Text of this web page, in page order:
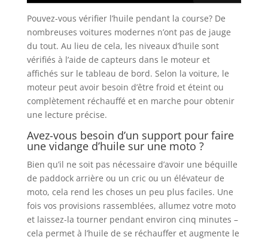
Pouvez-vous vérifier l’huile pendant la course? De
nombreuses voitures modernes n’ont pas de jauge
du tout. Au lieu de cela, les niveaux d’huile sont
vérifiés à l’aide de capteurs dans le moteur et
affichés sur le tableau de bord. Selon la voiture, le
moteur peut avoir besoin d’être froid et éteint ou
complètement réchauffé et en marche pour obtenir
une lecture précise.
Avez-vous besoin d’un support pour faire
une vidange d’huile sur une moto ?
Bien qu’il ne soit pas nécessaire d’avoir une béquille
de paddock arrière ou un cric ou un élévateur de
moto, cela rend les choses un peu plus faciles. Une
fois vos provisions rassemblées, allumez votre moto
et laissez-la tourner pendant environ cinq minutes –
cela permet à l’huile de se réchauffer et augmente le